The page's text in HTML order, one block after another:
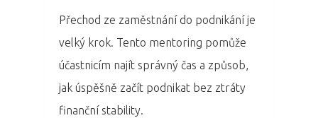
Přechod ze zaměstnání do podnikání je
velký krok. Tento mentoring pomůže
účastnicím najít správný čas a způsob,
jak úspěšně začít podnikat bez ztráty
finanční stability.
Program 26.3.
Program 27.3.